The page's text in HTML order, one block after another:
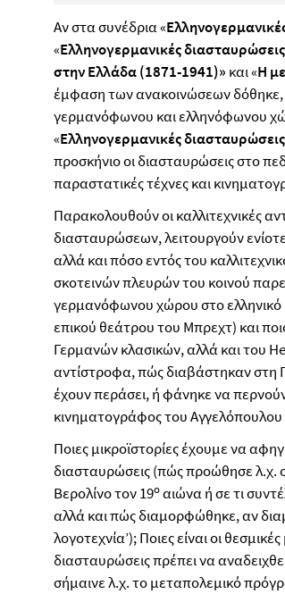
Αν στα συνέδρια «
«Ελληνογερμανικές
στην Ελλάδα (1871-1941)» και «Η
έμφαση των ανακοινώσεων δόθηκε,
γερμανόφωνου και ελληνόφωνου
«Ελληνογερμανικές
προσκήνιο οι διασταυρώσεις στο
παραστατικές τέχνες και
Παρακολουθούν οι καλλιτεχνικές
διασταυρώσεων, λειτουργούν
αλλά και πόσο εντός του
σκοτεινών πλευρών του κοινού
γερμανόφωνου χώρου στο ελληνικό
επικού θεάτρου του Μπρεχτ) και
Γερμανών κλασικών, αλλά και του
αντίστροφα, πώς διαβάστηκαν στη
έχουν περάσει, ή φάνηκε να
κινηματογράφος του
Ποιες μικροϊστορίες έχουμε να
διασταυρώσεις (πώς προώθησε λ.χ.
Βερολίνο τον 19οαιώνα ή σε τι
αλλά και πώς διαμορφώθηκε, αν
λογοτεχνία’); Ποιες είναι οι
διασταυρώσεις πρέπει να
σήμαινε λ.χ. το μεταπολεμικό